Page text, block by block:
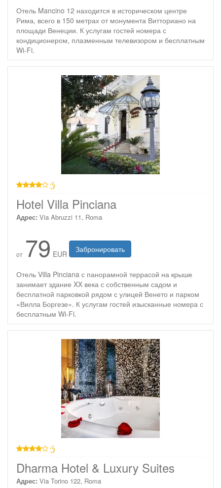
Отель Mancino 12 находится в историческом центре
Рима, всего в 150 метрах от монумента Витториано на
площади Венеции. К услугам гостей номера с
кондиционером, плазменным телевизором и бесплатным
Wi-Fi.
Hotel Villa Pinciana
Адрес: Via Abruzzi 11, Roma
от 79 EUR Забронировать
Отель Villa Pinciana с панорамной террасой на крыше
занимает здание XX века с собственным садом и
бесплатной парковкой рядом с улицей Венето и парком
«Вилла Боргезе». К услугам гостей изысканные номера с
бесплатным Wi-Fi.
Dharma Hotel & Luxury Suites
Адрес: Via Torino 122, Roma